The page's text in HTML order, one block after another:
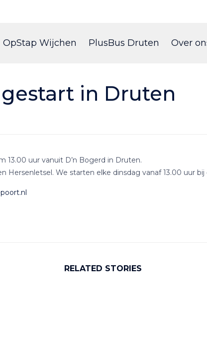
to
OpStap Wijchen PlusBus Druten Over
in Druten
13.00 uur vanuit D’n Bogerd in Druten.
We starten elke dinsdag vanaf 13.00 uur
RELATED STORIES